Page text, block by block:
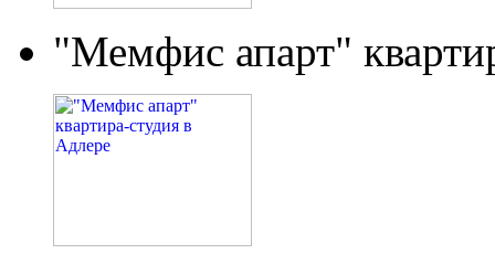
"Мемфис апарт"